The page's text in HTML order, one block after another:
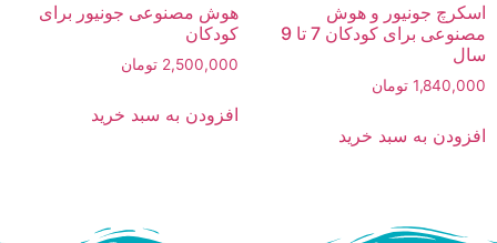
اسکرچ جونیور و هوش
مصنوعی برای کودکان 7 تا 9
سال
1,840,000 تومان
افزودن به سبد خرید
هوش مصنوعی جونیور برای
کودکان
2,500,000 تومان
افزودن به سبد خرید